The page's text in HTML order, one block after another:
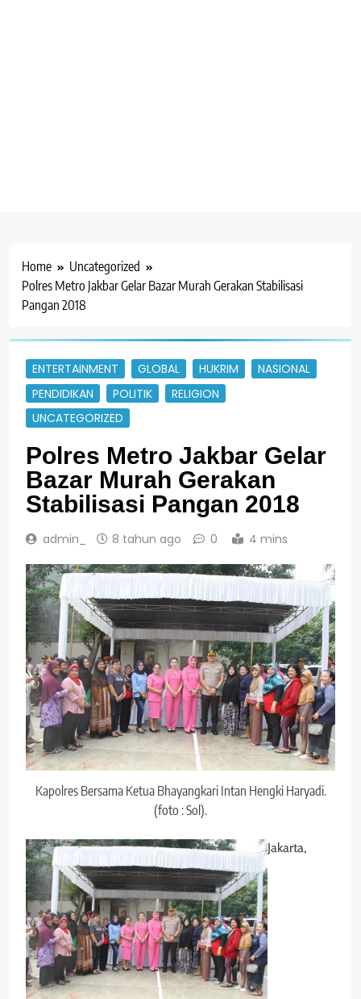
Home
Uncategorized
Polres Metro Jakbar Gelar Bazar Murah Gerakan Stabilisasi
Pangan 2018
ENTERTAINMENT GLOBAL HUKRIM
NASIONAL
PENDIDIKAN
POLITIK
RELIGION
UNCATEGORIZED
Polres Metro Jakbar Gelar
Bazar Murah Gerakan
Stabilisasi Pangan 2018
admin_ 8 tahun ago 0 4 mins
Kapolres Bersama Ketua Bhayangkari Intan Hengki Haryadi.
(foto : Sol).
Jakarta,